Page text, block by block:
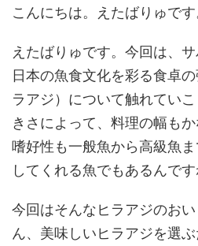
こんにちは。えたばりゅです
えたばりゅです。今回は、サ
日本の魚食文化を彩る食卓
ラアジ）について触れてい
きさによって、料理の幅も
嗜好性も一般魚から高級魚
してくれる魚でもあるんです
今回はそんなヒラアジのお
ん、美味しいヒラアジを選